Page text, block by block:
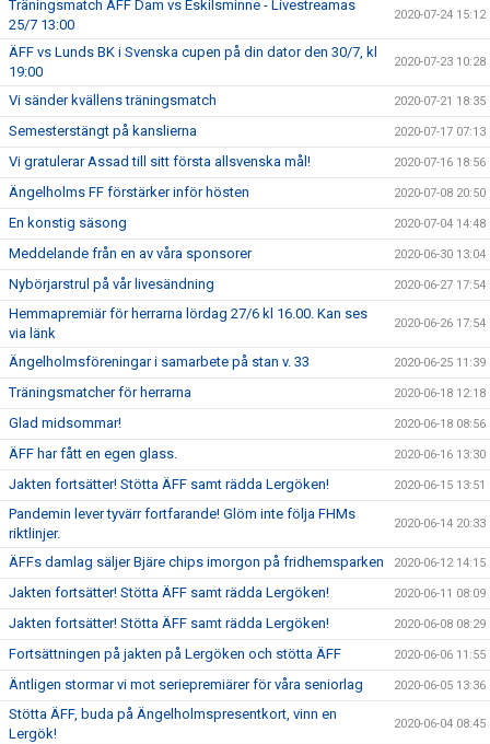
Träningsmatch ÄFF Dam vs Eskilsminne - Livestreamas
25/7 13:00
2020-07-24 15:12
ÄFF vs Lunds BK i Svenska cupen på din dator den 30/7, kl
19:00
2020-07-23 10:28
Vi sänder kvällens träningsmatch 2020-07-21 18:35
Semesterstängt på kanslierna 2020-07-17 07:13
Vi gratulerar Assad till sitt första allsvenska mål! 2020-07-16 18:56
Ängelholms FF förstärker inför hösten 2020-07-08 20:50
En konstig säsong 2020-07-04 14:48
Meddelande från en av våra sponsorer 2020-06-30 13:04
Nybörjarstrul på vår livesändning 2020-06-27 17:54
Hemmapremiär för herrarna lördag 27/6 kl 16.00. Kan ses
via länk
2020-06-26 17:54
Ängelholmsföreningar i samarbete på stan v. 33 2020-06-25 11:39
Träningsmatcher för herrarna 2020-06-18 12:18
Glad midsommar! 2020-06-18 08:56
ÄFF har fått en egen glass. 2020-06-16 13:30
Jakten fortsätter! Stötta ÄFF samt rädda Lergöken! 2020-06-15 13:51
Pandemin lever tyvärr fortfarande! Glöm inte följa FHMs
riktlinjer.
2020-06-14 20:33
ÄFFs damlag säljer Bjäre chips imorgon på fridhemsparken 2020-06-12 14:15
Jakten fortsätter! Stötta ÄFF samt rädda Lergöken! 2020-06-11 08:09
Jakten fortsätter! Stötta ÄFF samt rädda Lergöken! 2020-06-08 08:29
Fortsättningen på jakten på Lergöken och stötta ÄFF 2020-06-06 11:55
Äntligen stormar vi mot seriepremiärer för våra seniorlag 2020-06-05 13:36
Stötta ÄFF, buda på Ängelholmspresentkort, vinn en
Lergök!
2020-06-04 08:45